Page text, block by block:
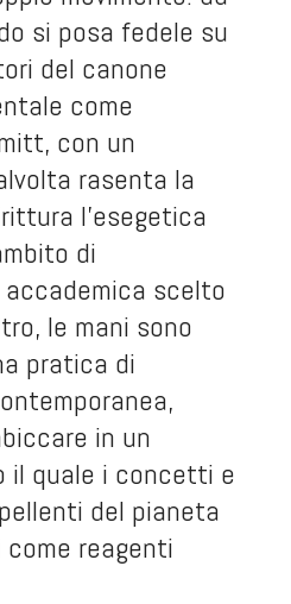
si posa fedele su
del canone
come
con un
rasenta la
l’esegetica
di
scelto
le mani sono
pratica di
in un
il quale i concetti e
del pianeta
reagenti